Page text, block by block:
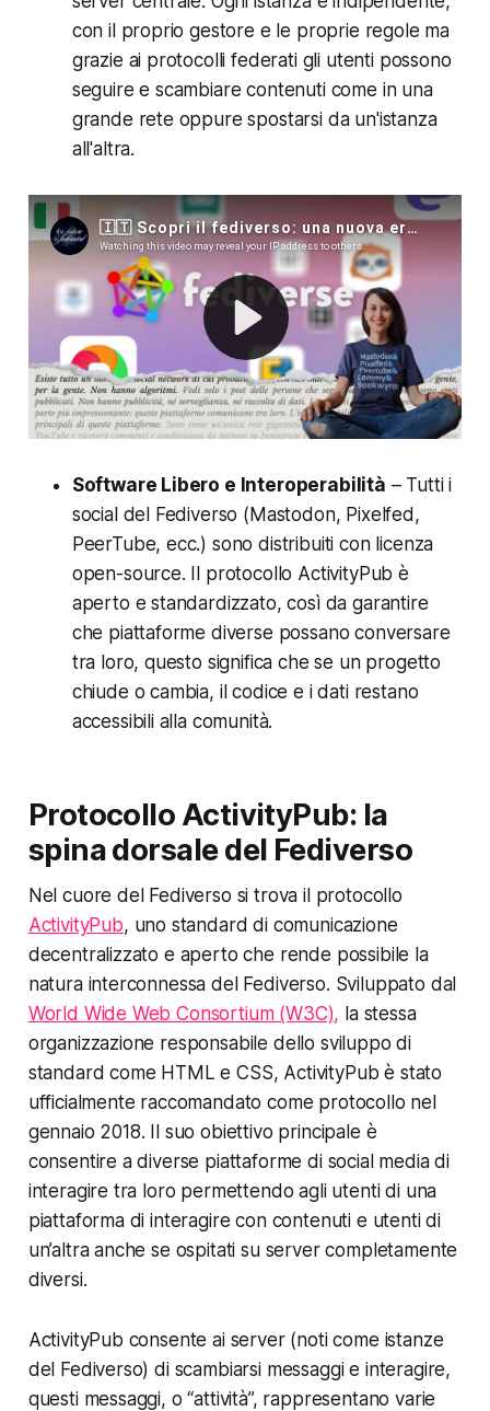
con il proprio gestore e le proprie regole ma
grazie ai protocolli federati gli utenti possono
seguire e scambiare contenuti come in una
grande rete oppure spostarsi da un'istanza
all'altra.
Software Libero e Interoperabilità – Tutti i
social del Fediverso (Mastodon, Pixelfed,
PeerTube, ecc.) sono distribuiti con licenza
open-source. Il protocollo ActivityPub è
aperto e standardizzato, così da garantire
che piattaforme diverse possano conversare
tra loro, questo significa che se un progetto
chiude o cambia, il codice e i dati restano
accessibili alla comunità.
Protocollo ActivityPub: la
spina dorsale del Fediverso
Nel cuore del Fediverso si trova il protocollo
ActivityPub, uno standard di comunicazione
decentralizzato e aperto che rende possibile la
natura interconnessa del Fediverso. Sviluppato dal
World Wide Web Consortium (W3C), la stessa
organizzazione responsabile dello sviluppo di
standard come HTML e CSS, ActivityPub è stato
ufficialmente raccomandato come protocollo nel
gennaio 2018. Il suo obiettivo principale è
consentire a diverse piattaforme di social media di
interagire tra loro permettendo agli utenti di una
piattaforma di interagire con contenuti e utenti di
un’altra anche se ospitati su server completamente
diversi.
ActivityPub consente ai server (noti come istanze
del Fediverso) di scambiarsi messaggi e interagire,
questi messaggi, o “attività”, rappresentano varie